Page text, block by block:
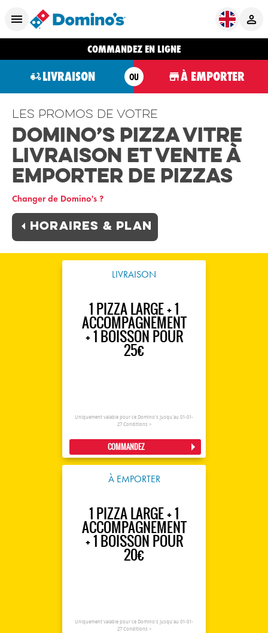
COMMANDEZ EN LIGNE
LIVRAISON OU À EMPORTER
Les promos de votre
Domino’s Pizza Vitre
Livraison et Vente à
Emporter de Pizzas
Changer de Domino's ?
Horaires & plan
LIVRAISON
1 PIZZA LARGE + 1
ACCOMPAGNEMENT
+ 1 BOISSON POUR
25€
Uniquement valable pour ce Domino's jusqu'au 01-01-
27 Conditions >
COMMANDEZ
À EMPORTER
1 PIZZA LARGE + 1
ACCOMPAGNEMENT
+ 1 BOISSON POUR
20€
Uniquement valable pour ce Domino's jusqu'au 01-01-
27 Conditions >